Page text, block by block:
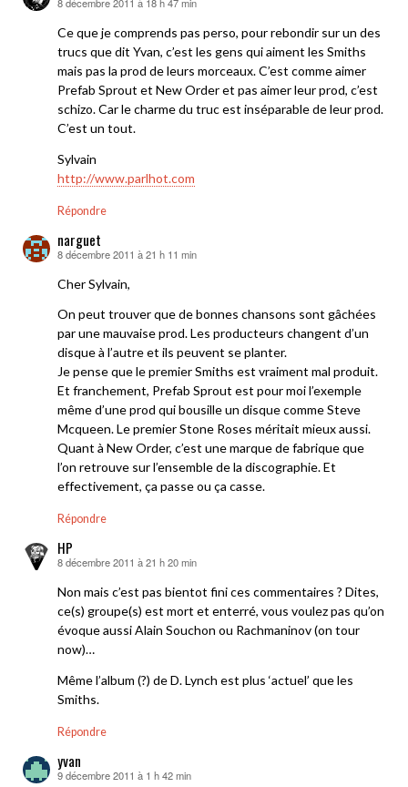
dit :
Ce que je comprends pas perso, pour rebondir sur un des
trucs que dit Yvan, c’est les gens qui aiment les Smiths
mais pas la prod de leurs morceaux. C’est comme aimer
Prefab Sprout et New Order et pas aimer leur prod, c’est
schizo. Car le charme du truc est inséparable de leur prod.
C’est un tout.
Sylvain
http://www.parlhot.com
Répondre
narguet
dit :
8 décembre 2011 à 21 h 11 min
Cher Sylvain,
On peut trouver que de bonnes chansons sont gâchées
par une mauvaise prod. Les producteurs changent d’un
disque à l’autre et ils peuvent se planter.
Je pense que le premier Smiths est vraiment mal produit.
Et franchement, Prefab Sprout est pour moi l’exemple
même d’une prod qui bousille un disque comme Steve
Mcqueen. Le premier Stone Roses méritait mieux aussi.
Quant à New Order, c’est une marque de fabrique que
l’on retrouve sur l’ensemble de la discographie. Et
effectivement, ça passe ou ça casse.
Répondre
HP
dit :
8 décembre 2011 à 21 h 20 min
Non mais c’est pas bientot fini ces commentaires ? Dites,
ce(s) groupe(s) est mort et enterré, vous voulez pas qu’on
évoque aussi Alain Souchon ou Rachmaninov (on tour
now)…
Même l’album (?) de D. Lynch est plus ‘actuel’ que les
Smiths.
Répondre
yvan
dit :
9 décembre 2011 à 1 h 42 min